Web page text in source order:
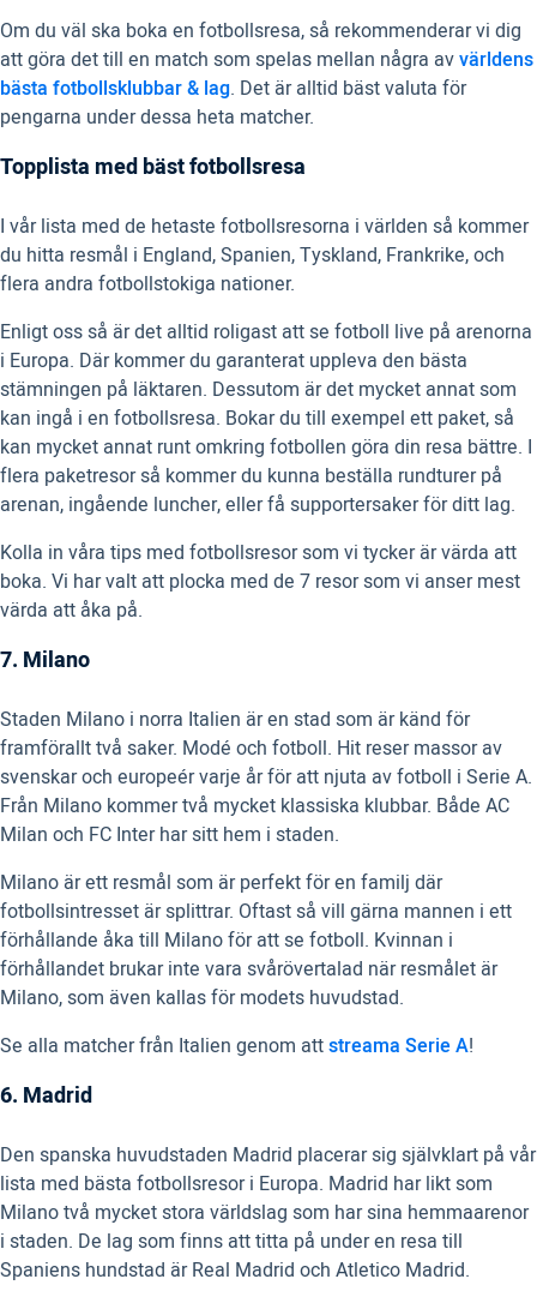
Om du väl ska boka en fotbollsresa, så rekommenderar vi dig
att göra det till en match som spelas mellan några avvärldens
bästa fotbollsklubbar & lag. Det är alltid bäst valuta för
pengarna under dessa heta matcher.
Topplista med bäst fotbollsresa
I vår lista med de hetaste fotbollsresorna i världen så kommer
du hitta resmål i England, Spanien, Tyskland, Frankrike, och
flera andra fotbollstokiga nationer.
Enligt oss så är det alltid roligast att se fotboll live på arenorna
i Europa. Där kommer du garanterat uppleva den bästa
stämningen på läktaren. Dessutom är det mycket annat som
kan ingå i en fotbollsresa. Bokar du till exempel ett paket, så
kan mycket annat runt omkring fotbollen göra din resa bättre. I
flera paketresor så kommer du kunna beställa rundturer på
arenan, ingående luncher, eller få supportersaker för ditt lag.
Kolla in våra tips med fotbollsresor som vi tycker är värda att
boka. Vi har valt att plocka med de 7 resor som vi anser mest
värda att åka på.
7. Milano
Staden Milano i norra Italien är en stad som är känd för
framförallt två saker. Modé och fotboll. Hit reser massor av
svenskar och europeér varje år för att njuta av fotboll i Serie A.
Från Milano kommer två mycket klassiska klubbar. Både AC
Milan och FC Inter har sitt hem i staden.
Milano är ett resmål som är perfekt för en familj där
fotbollsintresset är splittrar. Oftast så vill gärna mannen i ett
förhållande åka till Milano för att se fotboll. Kvinnan i
förhållandet brukar inte vara svårövertalad när resmålet är
Milano, som även kallas för modets huvudstad.
Se alla matcher från Italien genom attstreama Serie A!
6. Madrid
Den spanska huvudstaden Madrid placerar sig självklart på vår
lista med bästa fotbollsresor i Europa. Madrid har likt som
Milano två mycket stora världslag som har sina hemmaarenor
i staden. De lag som finns att titta på under en resa till
Spaniens hundstad är Real Madrid och Atletico Madrid.